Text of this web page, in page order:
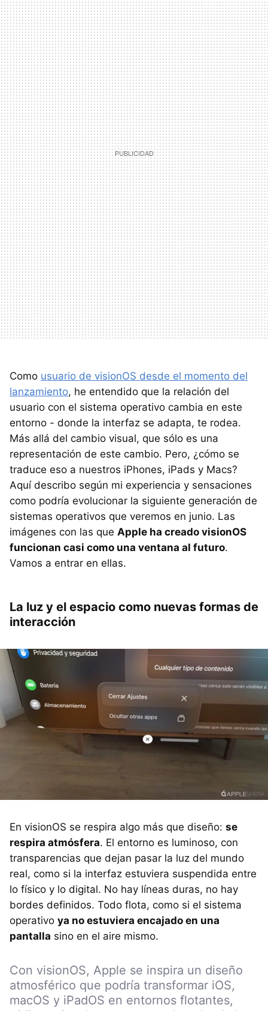
Como usuario de visionOS desde el momento del
lanzamiento, he entendido que la relación del
usuario con el sistema operativo cambia en este
entorno - donde la interfaz se adapta, te rodea.
Más allá del cambio visual, que sólo es una
representación de este cambio. Pero, ¿cómo se
traduce eso a nuestros iPhones, iPads y Macs?
Aquí describo según mi experiencia y sensaciones
como podría evolucionar la siguiente generación de
sistemas operativos que veremos en junio. Las
imágenes con las que Apple ha creado visionOS
funcionan casi como una ventana al futuro.
Vamos a entrar en ellas.
La luz y el espacio como nuevas formas de
interacción
En visionOS se respira algo más que diseño: se
respira atmósfera. El entorno es luminoso, con
transparencias que dejan pasar la luz del mundo
real, como si la interfaz estuviera suspendida entre
lo físico y lo digital. No hay líneas duras, no hay
bordes definidos. Todo flota, como si el sistema
operativo ya no estuviera encajado en una
pantalla sino en el aire mismo.
Con visionOS, Apple se inspira un diseño
atmosférico que podría transformar iOS,
macOS y iPadOS en entornos flotantes,